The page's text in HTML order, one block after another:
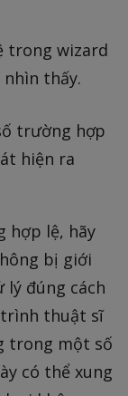
trong wizard
thấy.
trường hợp
hiện ra
hợp lệ, hãy
bị giới
lý đúng cách
trình thuật sĩ
trong một số
có thể xung